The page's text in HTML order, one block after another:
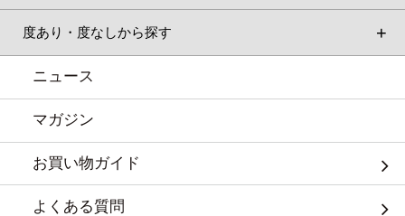
度あり・度なしから探す
ニュース
マガジン
お買い物ガイド
よくある質問